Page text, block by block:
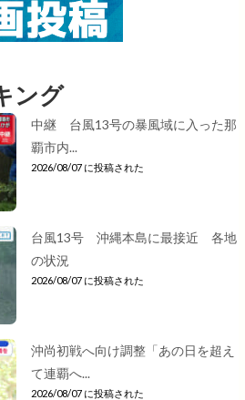
ング
中継 台風13号の暴風域に入った那
覇市内...
2026/08/07 に投稿された
台風13号 沖縄本島に最接近 各地
の状況
2026/08/07 に投稿された
沖尚初戦へ向け調整「あの日を超え
て連覇へ...
2026/08/07 に投稿された